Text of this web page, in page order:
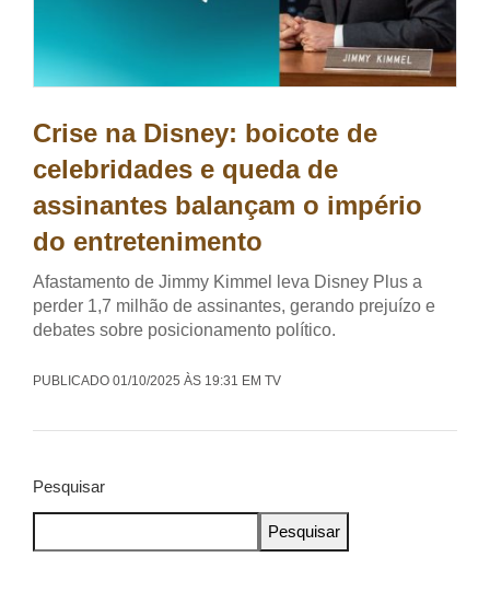
Crise na Disney: boicote de
celebridades e queda de
assinantes balançam o império
do entretenimento
Afastamento de Jimmy Kimmel leva Disney Plus a
perder 1,7 milhão de assinantes, gerando prejuízo e
debates sobre posicionamento político.
PUBLICADO 01/10/2025 ÀS 19:31 EM TV
Pesquisar
Pesquisar